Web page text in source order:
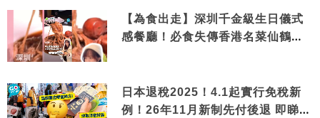
【為食出走】深圳千金級生日儀式
感餐廳！必食失傳香港名菜仙鶴神
日本退稅2025！4.1起實行免稅新
例！26年11月新制先付後退 即睇步